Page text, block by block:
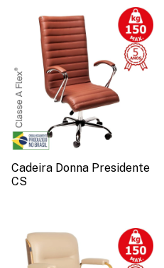
Cadeira Donna Presidente
CS